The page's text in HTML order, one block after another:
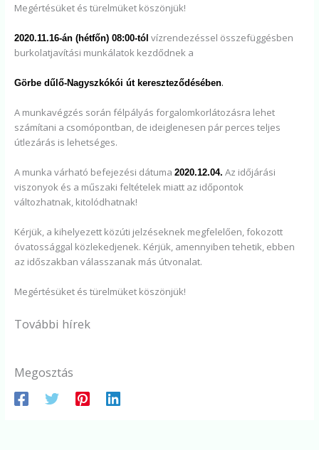
Megértésüket és türelmüket köszönjük!
2020.11.16-án (hétfőn) 08:00-tól vízrendezéssel összefüggésben
burkolatjavítási munkálatok kezdődnek a
Görbe dűlő-Nagyszkókói út kereszteződésében.
A munkavégzés során félpályás forgalomkorlátozásra lehet
számítani a csomópontban, de ideiglenesen pár perces teljes
útlezárás is lehetséges.
A munka várható befejezési dátuma2020.12.04. Az időjárási
viszonyok és a műszaki feltételek miatt az időpontok
változhatnak, kitolódhatnak!
Kérjük, a kihelyezett közúti jelzéseknek megfelelően, fokozott
óvatossággal közlekedjenek. Kérjük, amennyiben tehetik, ebben
az időszakban válasszanak más útvonalat.
Megértésüket és türelmüket köszönjük!
További hírek
Megosztás